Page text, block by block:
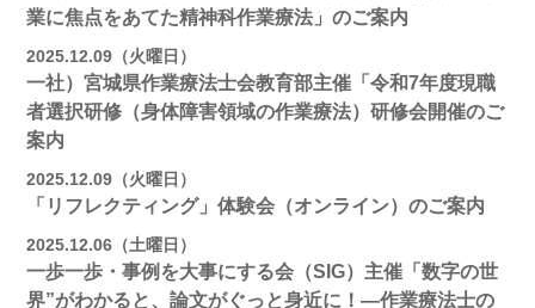
業に焦点をあてた精神科作業療法」のご案内
2025.12.09（火曜日）
一社）宮城県作業療法士会教育部主催「令和7年度現職
者選択研修（身体障害領域の作業療法）研修会開催のご
案内
2025.12.09（火曜日）
「リフレクティング」体験会（オンライン）のご案内
2025.12.06（土曜日）
一歩一歩・事例を大事にする会（SIG）主催「数字の世
界”がわかると、論文がぐっと身近に！―作業療法士の